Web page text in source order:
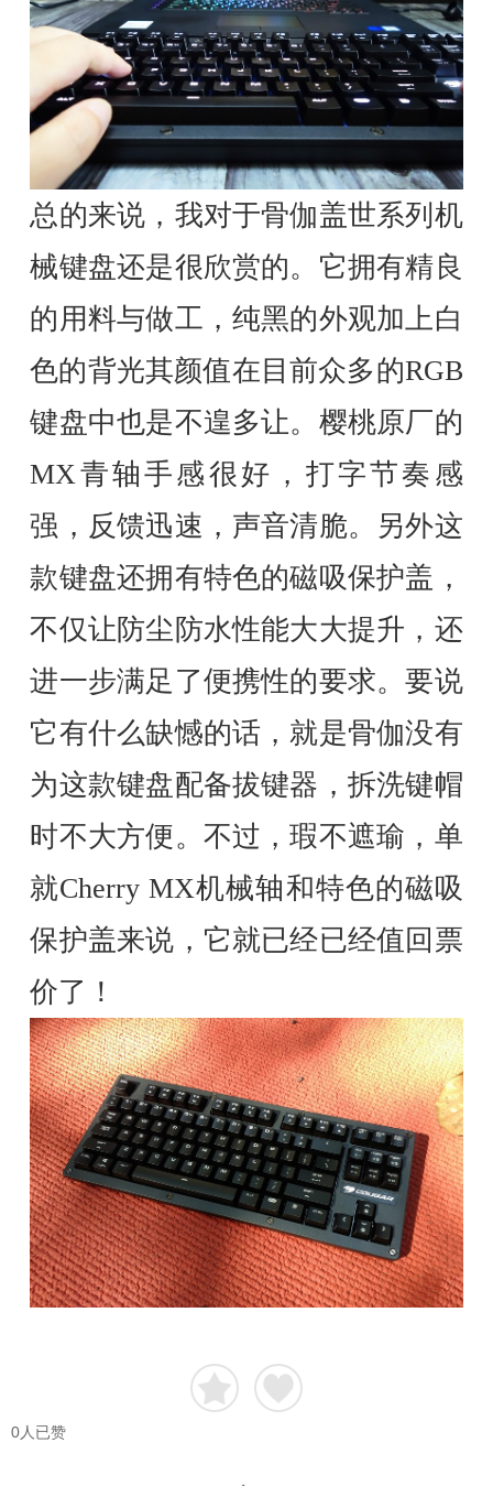
总的来说，我对于骨伽盖世系列机
械键盘还是很欣赏的。它拥有精良
的用料与做工，纯黑的外观加上白
色的背光其颜值在目前众多的RGB
键盘中也是不遑多让。樱桃原厂的
MX青轴手感很好，打字节奏感
强，反馈迅速，声音清脆。另外这
款键盘还拥有特色的磁吸保护盖，
不仅让防尘防水性能大大提升，还
进一步满足了便携性的要求。要说
它有什么缺憾的话，就是骨伽没有
为这款键盘配备拔键器，拆洗键帽
时不大方便。不过，瑕不遮瑜，单
就Cherry MX机械轴和特色的磁吸
保护盖来说，它就已经已经值回票
价了！
0人已赞